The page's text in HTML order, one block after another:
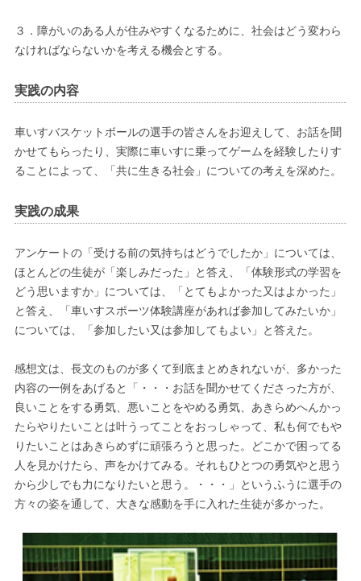
３．障がいのある人が住みやすくなるために、社会はどう変わら
なければならないかを考える機会とする。
実践の内容
車いすバスケットボールの選手の皆さんをお迎えして、お話を聞
かせてもらったり、実際に車いすに乗ってゲームを経験したりす
ることによって、「共に生きる社会」についての考えを深めた。
実践の成果
アンケートの「受ける前の気持ちはどうでしたか」については、
ほとんどの生徒が「楽しみだった」と答え、「体験形式の学習を
どう思いますか」については、「とてもよかった又はよかった」
と答え、「車いすスポーツ体験講座があれば参加してみたいか」
については、「参加したい又は参加してもよい」と答えた。
感想文は、長文のものが多くて到底まとめきれないが、多かった
内容の一例をあげると「・・・お話を聞かせてくださった方が、
良いことをする勇気、悪いことをやめる勇気、あきらめへんかっ
たらやりたいことは叶うってことをおっしゃって、私も何でもや
りたいことはあきらめずに頑張ろうと思った。どこかで困ってる
人を見かけたら、声をかけてみる。それもひとつの勇気やと思う
から少しでも力になりたいと思う。・・・」というふうに選手の
方々の姿を通して、大きな感動を手に入れた生徒が多かった。